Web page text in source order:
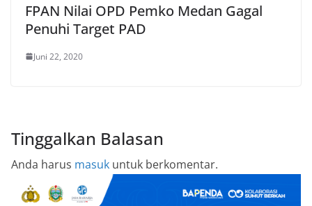
FPAN Nilai OPD Pemko Medan Gagal
Penuhi Target PAD
Juni 22, 2020
Tinggalkan Balasan
Anda harus masuk untuk berkomentar.